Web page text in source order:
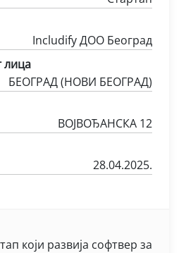
Includify ДОО Београд
лица
БЕОГРАД (НОВИ БЕОГРАД)
ВОЈВОЂАНСКА 12
28.04.2025.
који развија софтвер за